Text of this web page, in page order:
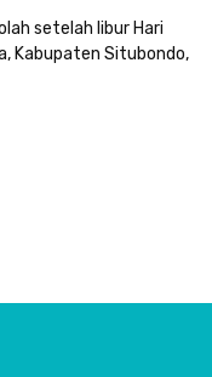
setelah libur Hari
Kabupaten Situbondo,